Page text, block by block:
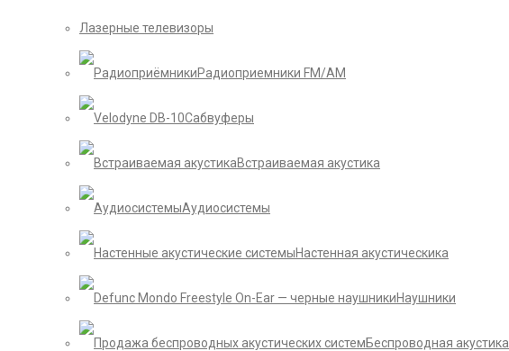
Лазерные телевизоры
Радиоприемники FM/AM
Сабвуферы
Встраиваемая акустика
Аудиосистемы
Настенная акустическика
Наушники
Беспроводная акустика